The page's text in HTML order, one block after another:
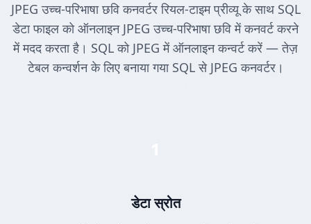
JPEG उच्च-परिभाषा छवि कनवर्टर रियल-टाइम प्रीव्यू के साथ SQL
डेटा फाइल को ऑनलाइन JPEG उच्च-परिभाषा छवि में कनवर्ट करने
में मदद करता है। SQL को JPEG में ऑनलाइन कन्वर्ट करें — तेज़
टेबल कन्वर्शन के लिए बनाया गया SQL से JPEG कनवर्टर।
डेटा स्रोत